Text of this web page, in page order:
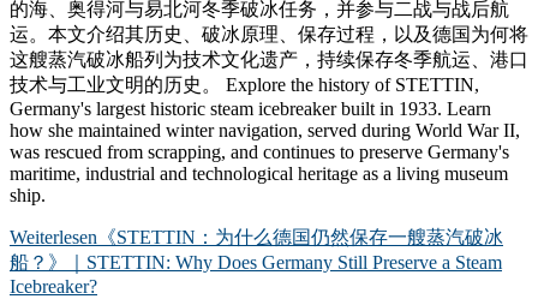
的海、奥得河与易北河冬季破冰任务，并参与二战与战后航
运。本文介绍其历史、破冰原理、保存过程，以及德国为何将
这艘蒸汽破冰船列为技术文化遗产，持续保存冬季航运、港口
技术与工业文明的历史。 Explore the history of STETTIN,
Germany's largest historic steam icebreaker built in 1933. Learn
how she maintained winter navigation, served during World War II,
was rescued from scrapping, and continues to preserve Germany's
maritime, industrial and technological heritage as a living museum
ship.
Weiterlesen 《STETTIN：为什么德国仍然保存一艘蒸汽破冰
船？》｜STETTIN: Why Does Germany Still Preserve a Steam
Icebreaker?